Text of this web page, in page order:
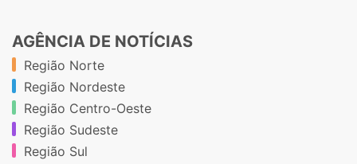
AGÊNCIA DE NOTÍCIAS
Região Norte
Região Nordeste
Região Centro-Oeste
Região Sudeste
Região Sul